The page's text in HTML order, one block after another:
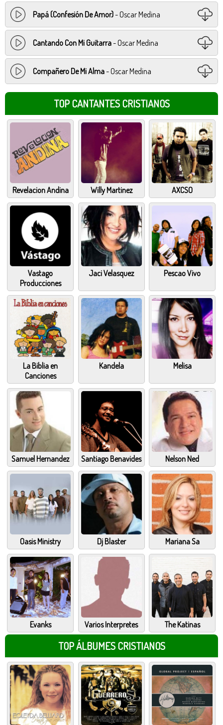
Papá (Confesión De Amor)- Oscar Medina
Cantando Con Mi Guitarra- Oscar Medina
Compañero De Mi Alma- Oscar Medina
TOP CANTANTES CRISTIANOS
Revelacion Andina Willy Martinez AXCSO
Vastago
Producciones
Jaci Velasquez Pescao Vivo
La Biblia en
Canciones
Kandela Melisa
Samuel Hernandez Santiago Benavides Nelson Ned
Oasis Ministry Dj Blaster Mariana Sa
Evanks Varios Interpretes The Katinas
TOP ÁLBUMES CRISTIANOS